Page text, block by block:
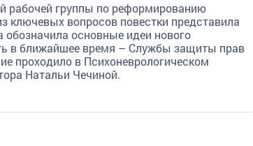
рабочей группы по реформированию
ключевых вопросов повестки представила
обозначила основные идеи нового
в ближайшее время – Службы защиты прав
проходило в Психоневрологическом
Натальи Чечиной.